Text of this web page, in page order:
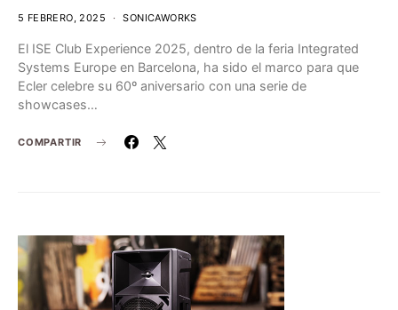
5 FEBRERO, 2025 SONICAWORKS
El ISE Club Experience 2025, dentro de la feria Integrated
Systems Europe en Barcelona, ha sido el marco para que
Ecler celebre su 60º aniversario con una serie de
showcases…
COMPARTIR